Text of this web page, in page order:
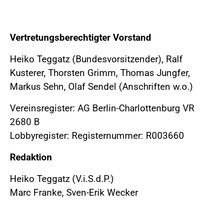
Vertretungsberechtigter Vorstand
Heiko Teggatz (Bundesvorsitzender), Ralf
Kusterer, Thorsten Grimm, Thomas Jungfer,
Markus Sehn, Olaf Sendel (Anschriften w.o.)
Vereinsregister: AG Berlin-Charlottenburg VR
2680 B
Lobbyregister: Registernummer: R003660
Redaktion
Heiko Teggatz (V.i.S.d.P.)
Marc Franke, Sven-Erik Wecker